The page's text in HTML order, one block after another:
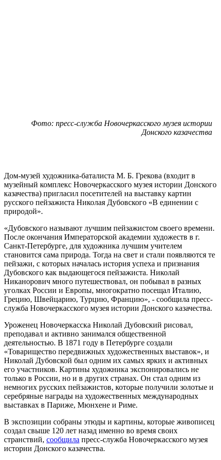
Фото: пресс-служба Новочеркасского музея истории
Донского казачества
Дом-музей художника-баталиста М. Б. Грекова (входит в
музейный комплекс Новочеркасского музея истории Донского
казачества) пригласил посетителей на выставку картин
русского пейзажиста Николая Дубовского «В единении с
природой».
«Дубовского называют лучшим пейзажистом своего времени.
После окончания Императорской академии художеств в г.
Санкт-Петербурге, для художника лучшим учителем
становится сама природа. Тогда на свет и стали появляются те
пейзажи, с которых началась история успеха и признания
Дубовского как выдающегося пейзажиста. Николай
Никанорович много путешествовал, он побывал в разных
уголках России и Европы, многократно посещал Италию,
Грецию, Швейцарию, Турцию, Францию», - сообщила пресс-
служба Новочеркасского музея истории Донского казачества.
Уроженец Новочеркасска Николай Дубовский рисовал,
преподавал и активно занимался общественной
деятельностью. В 1871 году в Петербурге создали
«Товарищество передвижных художественных выставок», и
Николай Дубовской был одним их самых ярких и активных
его участников. Картины художника экспонировались не
только в России, но и в других странах. Он стал одним из
немногих русских пейзажистов, которые получили золотые и
серебряные награды на художественных международных
выставках в Париже, Мюнхене и Риме.
В экспозиции собраны этюды и картины, которые живописец
создал свыше 120 лет назад именно во время своих
странствий, сообщила пресс-служба Новочеркасского музея
истории Донского казачества.